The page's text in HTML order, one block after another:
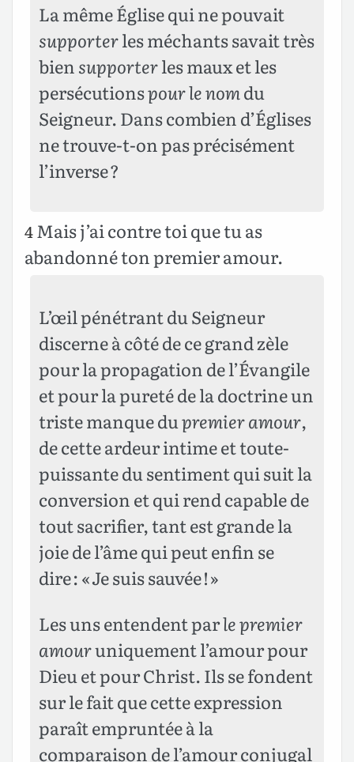
La même Église qui ne pouvait
supporterles méchants savait très
biensupporterles maux et les
persécutionspour le nomdu
Seigneur. Dans combien d’Églises
ne trouve-t-on pas précisément
l’inverse ?
4Mais j’ai contre toi que tu as
abandonné ton premier amour.
L’œil pénétrant du Seigneur
discerne à côté de ce grand zèle
pour la propagation de l’Évangile
et pour la pureté de la doctrine un
triste manque dupremier amour,
de cette ardeur intime et toute-
puissante du sentiment qui suit la
conversion et qui rend capable de
tout sacrifier, tant est grande la
joie de l’âme qui peut enfin se
dire : « Je suis sauvée ! »
Les uns entendent parle premier
amouruniquement l’amour pour
Dieu et pour Christ. Ils se fondent
sur le fait que cette expression
paraît empruntée à la
comparaison de l’amour conjugal